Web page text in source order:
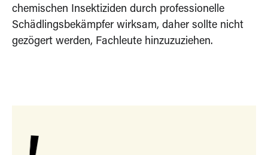
chemischen Insektiziden durch professionelle
Schädlingsbekämpfer wirksam, daher sollte nicht
gezögert werden, Fachleute hinzuzuziehen.